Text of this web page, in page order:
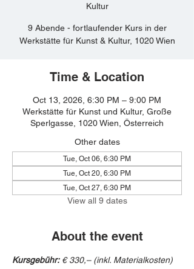
Kultur
9 Abende - fortlaufender Kurs in der
Werkstätte für Kunst & Kultur, 1020 Wien
Time & Location
Oct 13, 2026, 6:30 PM – 9:00 PM
Werkstätte für Kunst und Kultur, Große
Sperlgasse, 1020 Wien, Österreich
Other dates
Tue, Oct 06, 6:30 PM
Tue, Oct 20, 6:30 PM
Tue, Oct 27, 6:30 PM
View all 9 dates
About the event
Kursgebühr: € 330,– (inkl. Materialkosten)